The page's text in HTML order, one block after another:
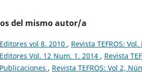
del mismo autor/a
Editores vol 8. 2010 , Revista TEFROS:
Editores Vol. 12 Num. 1. 2014 , Revista
Publicaciones , Revista TEFROS: Vol 2,